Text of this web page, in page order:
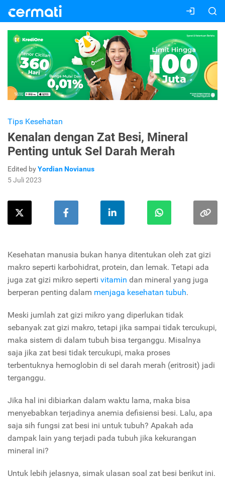
Tips Kesehatan
Kenalan dengan Zat Besi, Mineral
Penting untuk Sel Darah Merah
Edited byYordian Novianus
5 Juli 2023
Kesehatan manusia bukan hanya ditentukan oleh zat gizi
makro seperti karbohidrat, protein, dan lemak. Tetapi ada
juga zat gizi mikro seperti vitamin dan mineral yang juga
berperan penting dalam menjaga kesehatan tubuh.
Meski jumlah zat gizi mikro yang diperlukan tidak
sebanyak zat gizi makro, tetapi jika sampai tidak tercukupi,
maka sistem di dalam tubuh bisa terganggu. Misalnya
saja jika zat besi tidak tercukupi, maka proses
terbentuknya hemoglobin di sel darah merah (eritrosit) jadi
terganggu.
Jika hal ini dibiarkan dalam waktu lama, maka bisa
menyebabkan terjadinya anemia defisiensi besi. Lalu, apa
saja sih fungsi zat besi ini untuk tubuh? Apakah ada
dampak lain yang terjadi pada tubuh jika kekurangan
mineral ini?
Untuk lebih jelasnya, simak ulasan soal zat besi berikut ini.